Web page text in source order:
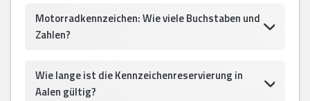
Motorradkennzeichen: Wie viele Buchstaben und
Zahlen?
Wie lange ist die Kennzeichenreservierung in
Aalen gültig?